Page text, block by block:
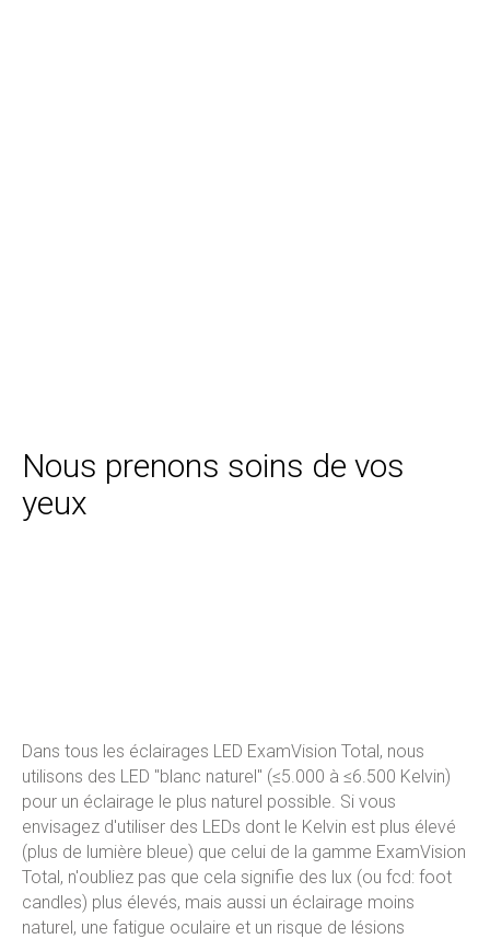
Nous prenons soins de vos
yeux
Dans tous les éclairages LED ExamVision Total, nous
utilisons des LED "blanc naturel" (≤5.000 à ≤6.500 Kelvin)
pour un éclairage le plus naturel possible. Si vous
envisagez d'utiliser des LEDs dont le Kelvin est plus élevé
(plus de lumière bleue) que celui de la gamme ExamVision
Total, n'oubliez pas que cela signifie des lux (ou fcd: foot
candles) plus élevés, mais aussi un éclairage moins
naturel, une fatigue oculaire et un risque de lésions